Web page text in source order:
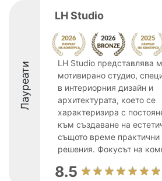
Лауреати
LH Studio
LH Studio представлява
мотивирано студио,
в интериорния дизайн и
архитектурата, което се
характеризира с
към създаване на
същото време практични
решения. Фокусът на
8.5